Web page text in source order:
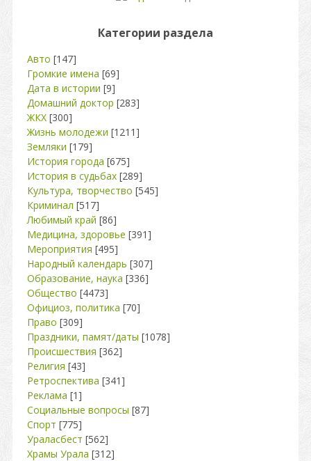
Категории раздела
Авто [147]
Громкие имена [69]
Дата в истории [9]
Домашний доктор [283]
ЖКХ [300]
Жизнь молодежи [1211]
Земляки [179]
История города [675]
История в судьбах [289]
Культура, творчество [545]
Криминал [517]
Любимый край [86]
Медицина, здоровье [391]
Мероприятия [495]
Народный календарь [307]
Образование, наука [336]
Общество [4473]
Официоз, политика [70]
Право [309]
Праздники, памят/даты [1078]
Происшествия [362]
Религия [43]
Ретроспектива [341]
Реклама [1]
Социальные вопросы [87]
Спорт [775]
Ураласбест [562]
Храмы Урала [312]